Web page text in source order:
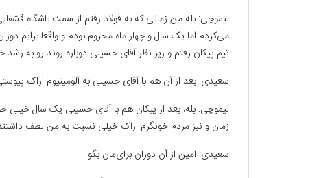
لیموچی: بله من زمانی که به فولاد رفتم از سمت باشگاه
می‌کردم اما یک سال و چهار ماه محروم بودم و واقعا برایم
تیم پیکان رفتم و زیر نظر آقای حسینی دوباره روند رو به رشد
سعیدی: بعد از آن هم با آقای حسینی به آلومینیوم اراک
لیموچی: بله، بعد از پیکان هم با آقای حسینی یک سال خیلی
زمان و نیز مردم خونگرم اراک خیلی نسبت به من لطف داشتند
سعیدی: امین از آن دوران برای‌مان بگو.